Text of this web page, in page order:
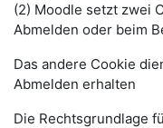
(2) Moodle setzt zwei
Abmelden oder beim
Das andere Cookie
Abmelden erhalten
Die Rechtsgrundlage